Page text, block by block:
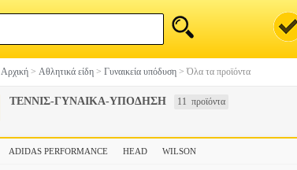
Αρχική > Αθλητικά είδη > Γυναικεία υπόδυση >Όλα τα προϊόντα
ΤΕΝΝΙΣ-ΓΥΝΑΙΚΑ-ΥΠΟΔΗΣΗ 11 προϊόντα
ADIDAS PERFORMANCE HEAD WILSON